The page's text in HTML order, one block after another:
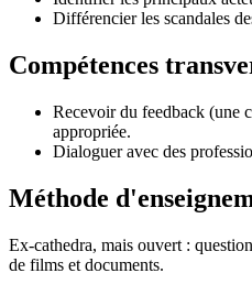
Différencier les scandales
Compétences
Recevoir du feedback (une
appropriée.
Dialoguer avec des
Méthode
Ex-cathedra, mais ouvert :
de films et documents.